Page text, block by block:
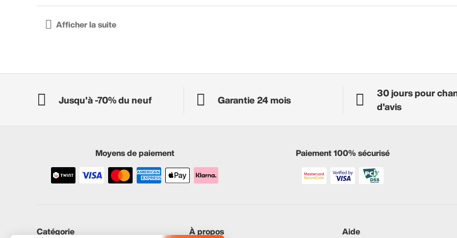
Jusqu'à -70% du neuf Garantie 24 mois
30 jours pour
d'avis
Moyens de paiement Paiement 100% sécurisé
Catégorie À propos Aide